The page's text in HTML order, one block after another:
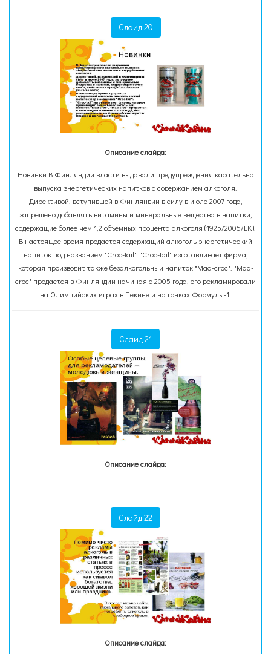
Слайд 20
Описание слайда:
Новинки В Финляндии власти выдавали предупреждения касательно
выпуска энергетических напитков с содержанием алкоголя.
Директивой, вступившей в Финляндии в силу в июле 2007 года,
запрещено добавлять витамины и минеральные вещества в напитки,
содержащие более чем 1,2 объемных процента алкоголя (1925/2006/ЕК).
В настоящее время продается содержащий алкоголь энергетический
напиток под названием "Croc-tail". "Croc-tail" изготавливает фирма,
которая производит также безалкогольный напиток "Mad-croc". "Mad-
croc" продается в Финляндии начиная с 2005 года, его рекламировали
на Олимпийских играх в Пекине и на гонках Формулы-1.
Слайд 21
Описание слайда:
Слайд 22
Описание слайда: